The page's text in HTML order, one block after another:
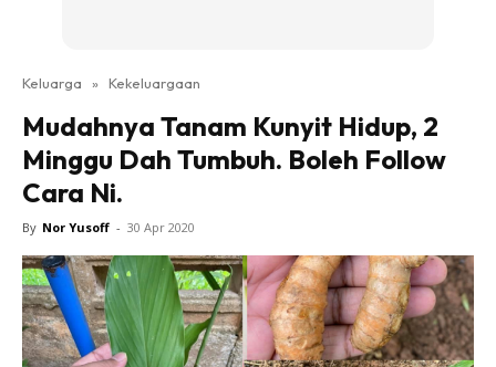
Keluarga » Kekeluargaan
Mudahnya Tanam Kunyit Hidup, 2
Minggu Dah Tumbuh. Boleh Follow
Cara Ni.
By Nor Yusoff - 30 Apr 2020